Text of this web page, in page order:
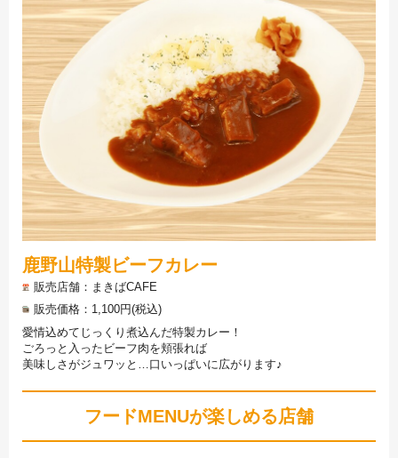
鹿野山特製ビーフカレー
販売店舗
まきばCAFE
販売価格
1,100円(税込)
愛情込めてじっくり煮込んだ特製カレー！
ごろっと入ったビーフ肉を頬張れば
美味しさがジュワッと…口いっぱいに広がります♪
フードMENUが楽しめる店舗